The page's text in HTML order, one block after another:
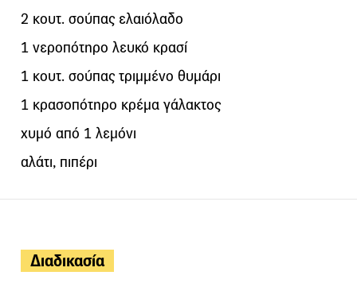
2 κουτ. σούπας ελαιόλαδο
1 νεροπότηρο λευκό κρασί
1 κουτ. σούπας τριμμένο θυμάρι
1 κρασοπότηρο κρέμα γάλακτος
χυμό από 1 λεμόνι
αλάτι, πιπέρι
Διαδικασία